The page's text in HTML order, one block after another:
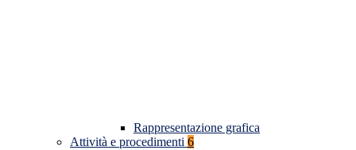
Rappresentazione grafica
Attività e procedimenti 6